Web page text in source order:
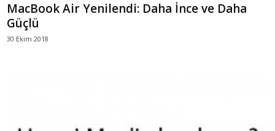
MacBook Air Yenilendi: Daha İnce ve Daha
Güçlü
30 Ekim 2018